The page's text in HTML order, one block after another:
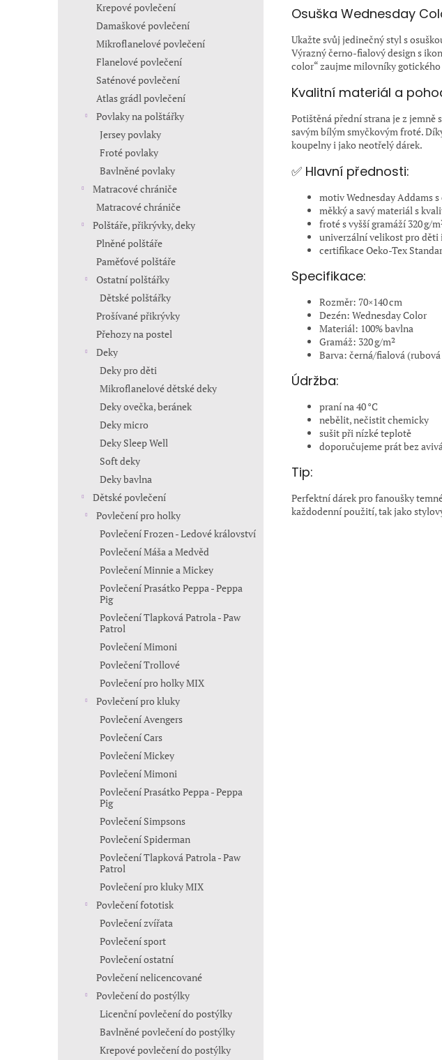
Krepové povlečení
Damaškové povlečení
Mikroflanelové povlečení
Flanelové povlečení
Saténové povlečení
Atlas grádl povlečení
Povlaky na polštářky
Jersey povlaky
Froté povlaky
Bavlněné povlaky
Matracové chrániče
Matracové chrániče
Polštáře, přikrývky, deky
Plněné polštáře
Paměťové polštáře
Ostatní polštářky
Dětské polštářky
Prošívané přikrývky
Přehozy na postel
Deky
Deky pro děti
Mikroflanelové dětské deky
Deky ovečka, beránek
Deky micro
Deky Sleep Well
Soft deky
Deky bavlna
Dětské povlečení
Povlečení pro holky
Povlečení Frozen - Ledové království
Povlečení Máša a Medvěd
Povlečení Minnie a Mickey
Povlečení Prasátko Peppa - Peppa
Pig
Povlečení Tlapková Patrola - Paw
Patrol
Povlečení Mimoni
Povlečení Trollové
Povlečení pro holky MIX
Povlečení pro kluky
Povlečení Avengers
Povlečení Cars
Povlečení Mickey
Povlečení Mimoni
Povlečení Prasátko Peppa - Peppa
Pig
Povlečení Simpsons
Povlečení Spiderman
Povlečení Tlapková Patrola - Paw
Patrol
Povlečení pro kluky MIX
Povlečení fototisk
Povlečení zvířata
Povlečení sport
Povlečení ostatní
Povlečení nelicencované
Povlečení do postýlky
Licenční povlečení do postýlky
Bavlněné povlečení do postýlky
Krepové povlečení do postýlky
Osuška Wednesday
Ukažte svůj jedinečný styl s
Výrazný černo-fialový design s
color“ zaujme milovníky
Kvalitní materiál a
Potištěná přední strana je z
savým bílým smyčkovým froté.
koupelny i jako neotřelý dárek.
✅ Hlavní přednosti:
motiv Wednesday Addams
měkký a savý materiál s
froté s vyšší gramáží 320 g/
univerzální velikost pro děti
certifikace Oeko-Tex
Specifikace:
Rozměr: 70×140 cm
Dezén: Wednesday Color
Materiál: 100% bavlna
Gramáž: 320 g/m²
Barva: černá/fialová
Údržba:
praní na 40 °C
nebělit, nečistit chemicky
sušit při nízké teplotě
doporučujeme prát bez
Tip:
Perfektní dárek pro fanoušky
každodenní použití, tak jako